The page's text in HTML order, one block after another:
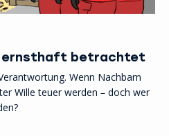
ernsthaft betrachtet
Wenn Nachbarn
Wille teuer werden – doch wer